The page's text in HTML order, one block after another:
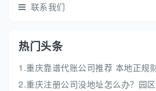
联系我们
热门头条
1.重庆靠谱代账公司推荐 本地正规
2.重庆注册公司没地址怎么办？园